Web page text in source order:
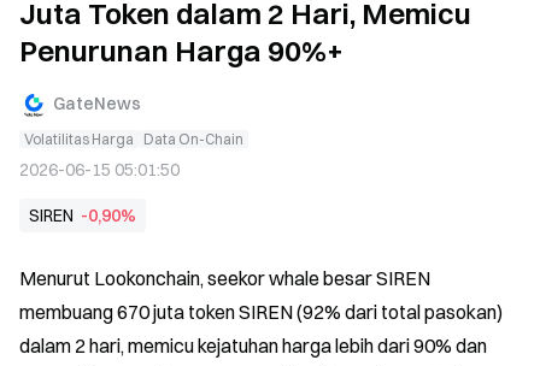
Juta Token dalam 2 Hari, Memicu
Penurunan Harga 90%+
GateNews
Volatilitas Harga Data On-Chain
2026-06-15 05:01:50
SIREN -0,90%
Menurut Lookonchain, seekor whale besar SIREN
membuang 670 juta token SIREN (92% dari total pasokan)
dalam 2 hari, memicu kejatuhan harga lebih dari 90% dan